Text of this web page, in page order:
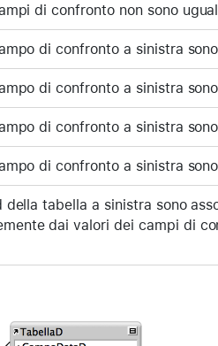
di confronto non sono
di confronto a sinistra
di confronto a sinistra
di confronto a sinistra
di confronto a sinistra
della tabella a sinistra sono
dai valori dei campi di